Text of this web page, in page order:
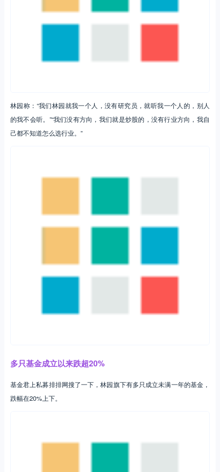
林园称：“我们林园就我一个人，没有研究员，就听我一个人的，别人
的我不会听。”“我们没有方向，我们就是炒股的，没有行业方向，我自
己都不知道怎么选行业。”
多只基金成立以来跌超20%
基金君上私募排排网搜了一下，林园旗下有多只成立未满一年的基金，
跌幅在20%上下。